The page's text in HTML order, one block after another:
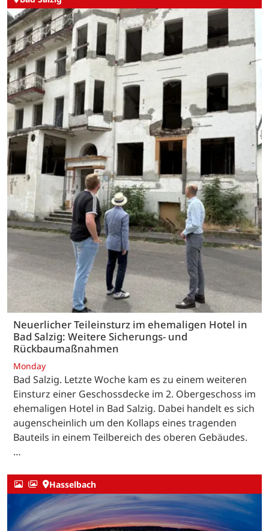
Neuerlicher Teileinsturz im ehemaligen Hotel in
Bad Salzig: Weitere Sicherungs- und
Rückbaumaßnahmen
Monday
Bad Salzig. Letzte Woche kam es zu einem weiteren
Einsturz einer Geschossdecke im 2. Obergeschoss im
ehemaligen Hotel in Bad Salzig. Dabei handelt es sich
augenscheinlich um den Kollaps eines tragenden
Bauteils in einem Teilbereich des oberen Gebäudes.
…
Hasselbach